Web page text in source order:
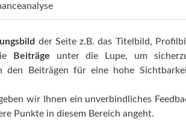
der Seite z.B. das Titelbild,
Beiträge unter die Lupe, um
den Beiträgen für eine hohe
wir Ihnen ein unverbindliches
Punkte in diesem Bereich angeht.